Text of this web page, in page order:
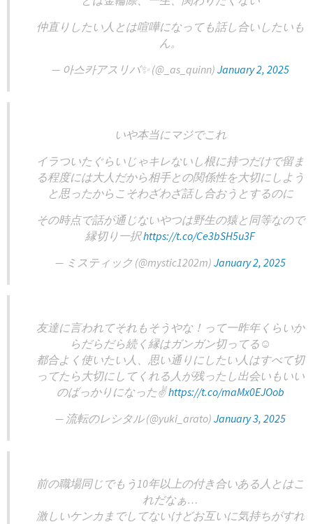
仲直りしたい人とは喧嘩になっても話し合いしたいも
ん。
— 아스카アスリバ✨ (@_as_quinn) January 2, 2025
いや本当にマジでこれ
イラついたぐらいじゃキレないし根に持つだけで留ま
る程度には大人だから相手との関係性を大切にしよう
と思ったからこそわざわざ話し合おうとするのに
その時点で話が通じないやつは野生の猿と同等なので
縁切り一択https://t.co/Ce3bSH5u3F
— ミスティック (@mystic1202m) January 2, 2025
友達に言われてそれもそうやな！って一昨年くらいか
らだらだら続く縁はガンガン切ってる☺
都合よく使いたい人、思い通りにしたい人はすべて切
ってたら大切にしてくれる人が残ったし出会いもいい
のばっかりになった✌https://t.co/maMx0EJOob
— 流転のレシタル (@yuki_arato) January 3, 2025
前の職場同じでもう10年以上の付き合いある人とはこ
れだなぁ…
激しいケンカまでしてないけどお互いに気持ちがすれ